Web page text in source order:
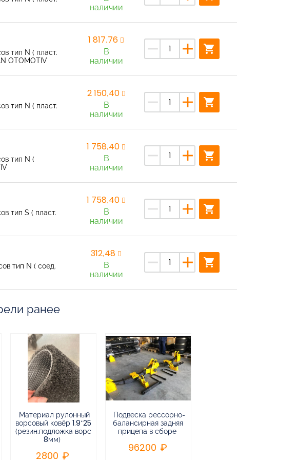
наличии
тип N ( пласт.
OTOMOTIV
1 817,76
В
наличии
remove add shopping_cart
тип N ( пласт.
2 150,40
В
наличии
remove add shopping_cart
тип N (
1 758,40
В
наличии
remove add shopping_cart
тип S ( пласт.
1 758,40
В
наличии
remove add shopping_cart
тип N ( соед.
312,48
В
наличии
remove add shopping_cart
ранее
Материал рулонный
ворсовый ковёр 1.9*25
(резин.подложка ворс
8мм)
2800
Подвеска рессорно-
балансирная задняя
прицепа в сборе
96200